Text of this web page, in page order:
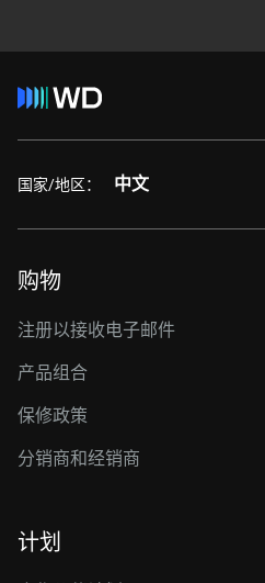
国家/地区： 中文
购物
注册以接收电子邮件
产品组合
保修政策
分销商和经销商
计划